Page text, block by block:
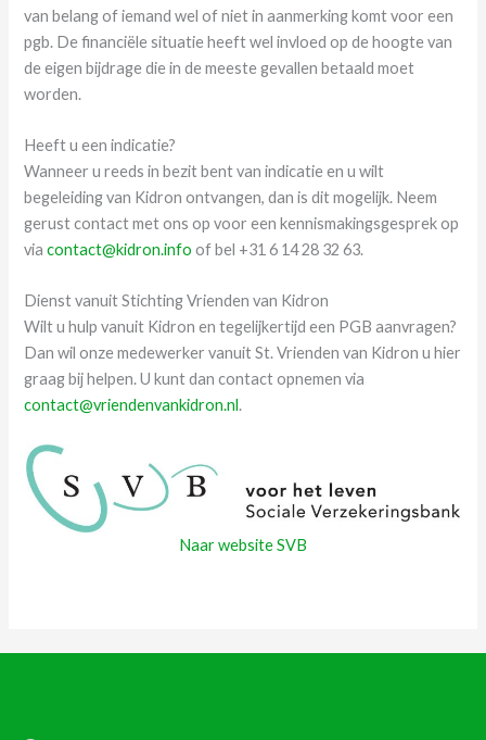
van belang of iemand wel of niet in aanmerking komt voor een
pgb. De financiële situatie heeft wel invloed op de hoogte van
de eigen bijdrage die in de meeste gevallen betaald moet
worden.
Heeft u een indicatie?
Wanneer u reeds in bezit bent van indicatie en u wilt
begeleiding van Kidron ontvangen, dan is dit mogelijk. Neem
gerust contact met ons op voor een kennismakingsgesprek op
viacontact@kidron.info of bel +31 6 14 28 32 63.
Dienst vanuit Stichting Vrienden van Kidron
Wilt u hulp vanuit Kidron en tegelijkertijd een PGB aanvragen?
Dan wil onze medewerker vanuit St. Vrienden van Kidron u hier
graag bij helpen. U kunt dan contact opnemen via
contact@vriendenvankidron.nl.
Naar website SVB